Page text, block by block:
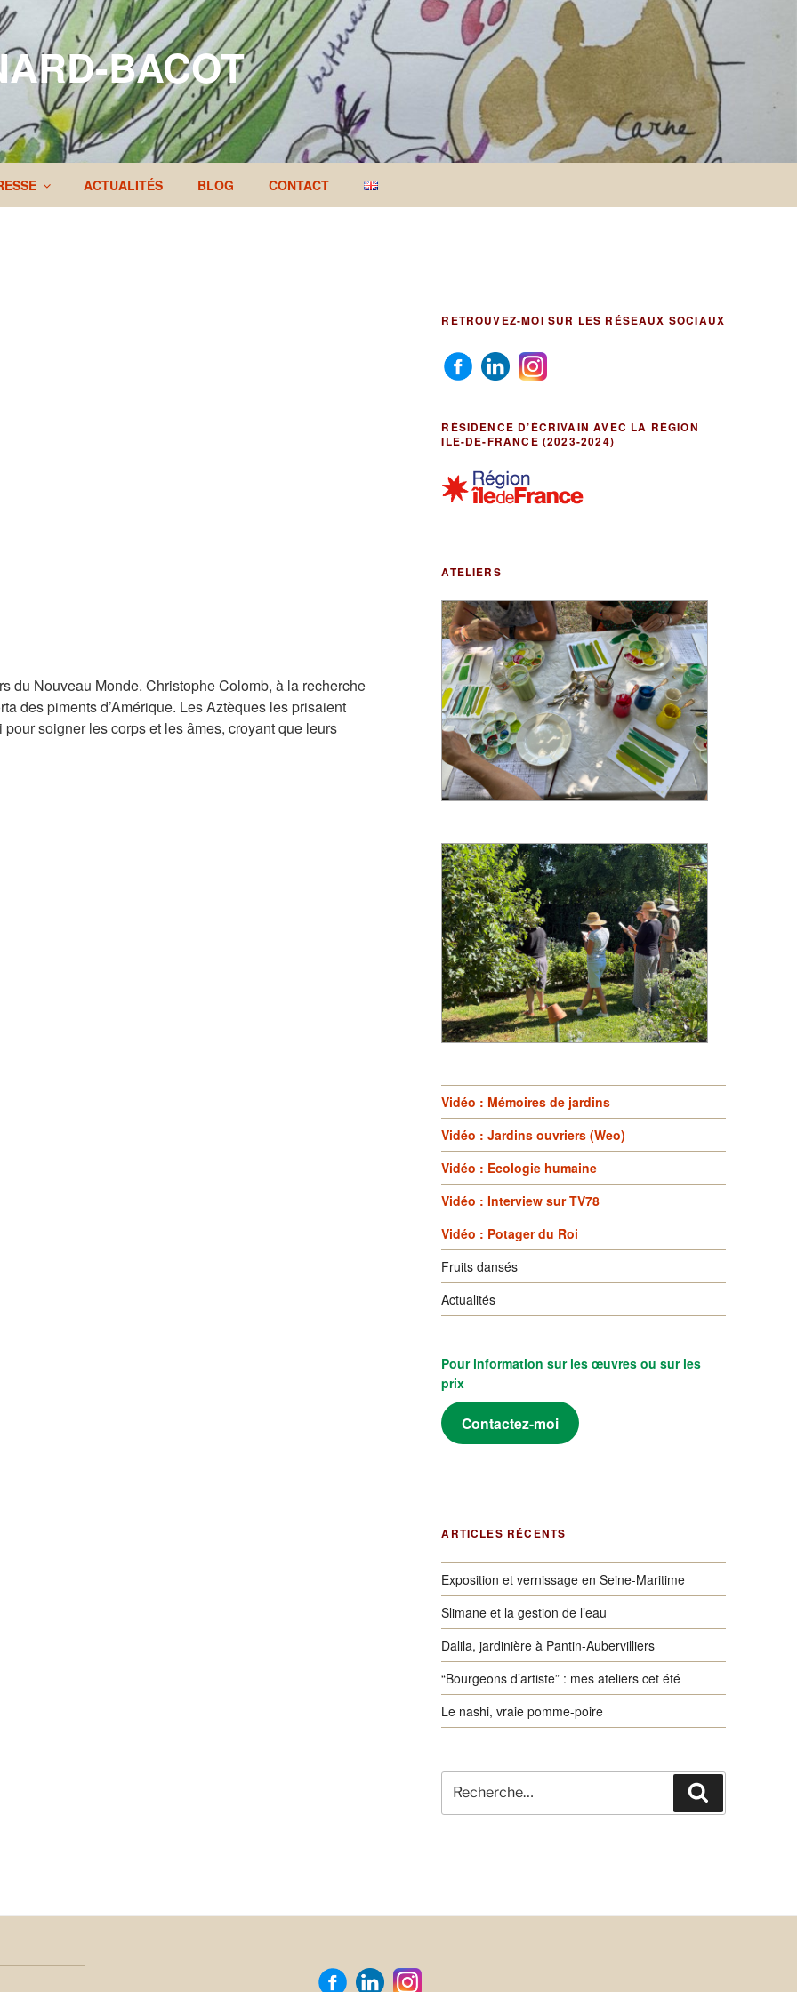
BACOT
ACTUALITÉS BLOG CONTACT
du Nouveau Monde. Christophe Colomb, à la recherche
des piments d’Amérique. Les Aztèques les prisaient
soigner les corps et les âmes, croyant que leurs
RETROUVEZ-MOI SUR LES RÉSEAUX SOCIAUX
RÉSIDENCE D’ÉCRIVAIN AVEC LA RÉGION
ILE-DE-FRANCE (2023-2024)
ATELIERS
Vidéo : Mémoires de jardins
Vidéo : Jardins ouvriers (Weo)
Vidéo : Ecologie humaine
Vidéo : Interview sur TV78
Vidéo : Potager du Roi
Fruits dansés
Actualités
Pour information sur les œuvres ou sur les
prix
Contactez-moi
ARTICLES RÉCENTS
Exposition et vernissage en Seine-Maritime
Slimane et la gestion de l’eau
Dalila, jardinière à Pantin-Aubervilliers
“Bourgeons d’artiste” : mes ateliers cet été
Le nashi, vraie pomme-poire
pour
: